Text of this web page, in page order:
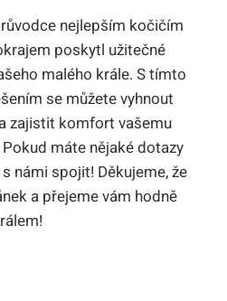
nejlepším kočičím
poskytl užitečné
malého krále. S tímto
se můžete vyhnout
zajistit komfort vašemu
máte nějaké dotazy
námi spojit! Děkujeme, že
a přejeme vám hodně